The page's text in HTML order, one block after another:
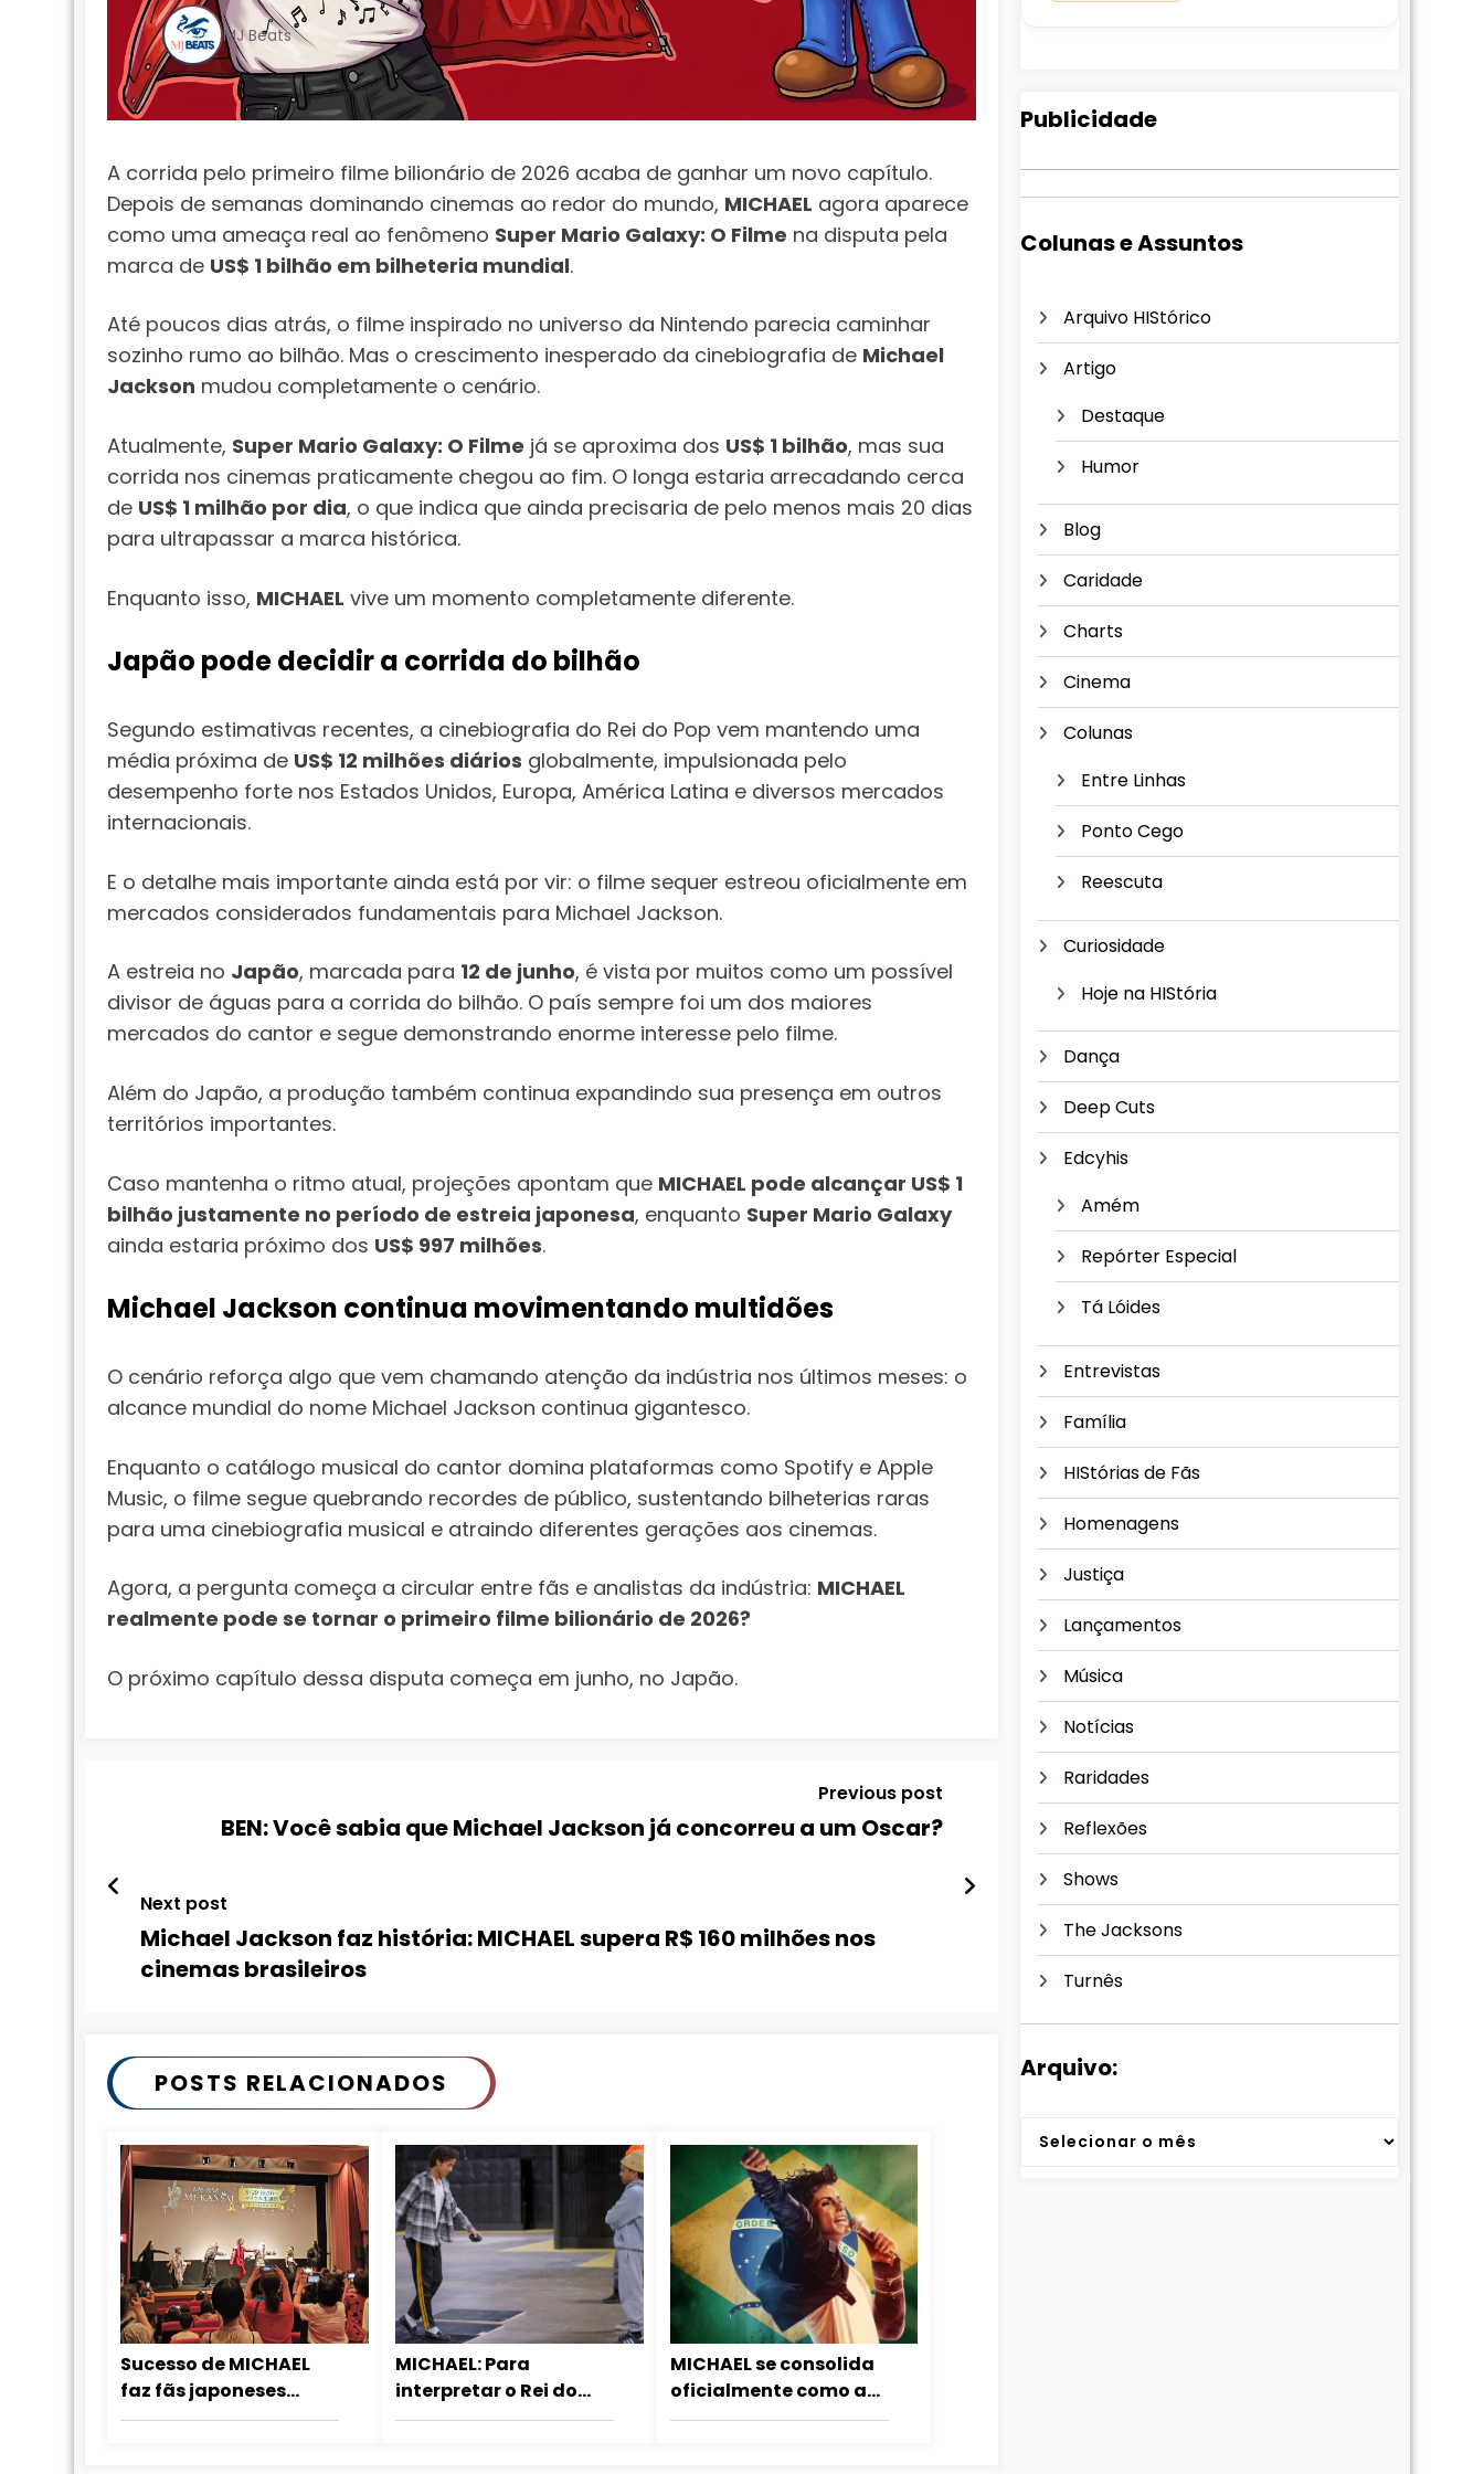
MJ Beats
A corrida pelo primeiro filme bilionário de 2026 acaba de ganhar um novo capítulo.
Depois de semanas dominando cinemas ao redor do mundo, MICHAEL agora aparece
como uma ameaça real ao fenômeno Super Mario Galaxy: O Filme na disputa pela
marca de US$ 1 bilhão em bilheteria mundial.
Até poucos dias atrás, o filme inspirado no universo da Nintendo parecia caminhar
sozinho rumo ao bilhão. Mas o crescimento inesperado da cinebiografia de Michael
Jackson mudou completamente o cenário.
Atualmente, Super Mario Galaxy: O Filme já se aproxima dos US$ 1 bilhão, mas sua
corrida nos cinemas praticamente chegou ao fim. O longa estaria arrecadando cerca
de US$ 1 milhão por dia, o que indica que ainda precisaria de pelo menos mais 20 dias
para ultrapassar a marca histórica.
Enquanto isso, MICHAEL vive um momento completamente diferente.
Japão pode decidir a corrida do bilhão
Segundo estimativas recentes, a cinebiografia do Rei do Pop vem mantendo uma
média próxima de US$ 12 milhões diários globalmente, impulsionada pelo
desempenho forte nos Estados Unidos, Europa, América Latina e diversos mercados
internacionais.
E o detalhe mais importante ainda está por vir: o filme sequer estreou oficialmente em
mercados considerados fundamentais para Michael Jackson.
A estreia no Japão, marcada para 12 de junho, é vista por muitos como um possível
divisor de águas para a corrida do bilhão. O país sempre foi um dos maiores
mercados do cantor e segue demonstrando enorme interesse pelo filme.
Além do Japão, a produção também continua expandindo sua presença em outros
territórios importantes.
Caso mantenha o ritmo atual, projeções apontam que MICHAEL pode alcançar US$ 1
bilhão justamente no período de estreia japonesa, enquanto Super Mario Galaxy
ainda estaria próximo dos US$ 997 milhões.
Michael Jackson continua movimentando multidões
O cenário reforça algo que vem chamando atenção da indústria nos últimos meses: o
alcance mundial do nome Michael Jackson continua gigantesco.
Enquanto o catálogo musical do cantor domina plataformas como Spotify e Apple
Music, o filme segue quebrando recordes de público, sustentando bilheterias raras
para uma cinebiografia musical e atraindo diferentes gerações aos cinemas.
Agora, a pergunta começa a circular entre fãs e analistas da indústria: MICHAEL
realmente pode se tornar o primeiro filme bilionário de 2026?
O próximo capítulo dessa disputa começa em junho, no Japão.
Previous post
BEN: Você sabia que Michael Jackson já concorreu a um Oscar?
Next post
Michael Jackson faz história: MICHAEL supera R$ 160 milhões nos
cinemas brasileiros
POSTS RELACIONADOS
Sucesso de MICHAEL
faz fãs japoneses
deixarem o karaokê
MICHAEL: Para
interpretar o Rei do
Pop, Jaafar Jackson
MICHAEL se consolida
oficialmente como a
12ª maior bilheteria da
Publicidade
Colunas e Assuntos
Arquivo HIStórico
Artigo
Destaque
Humor
Blog
Caridade
Charts
Cinema
Colunas
Entre Linhas
Ponto Cego
Reescuta
Curiosidade
Hoje na HIStória
Dança
Deep Cuts
Edcyhis
Amém
Repórter Especial
Tá Lóides
Entrevistas
Família
HIStórias de Fãs
Homenagens
Justiça
Lançamentos
Música
Notícias
Raridades
Reflexões
Shows
The Jacksons
Turnês
Arquivo:
Arquivos